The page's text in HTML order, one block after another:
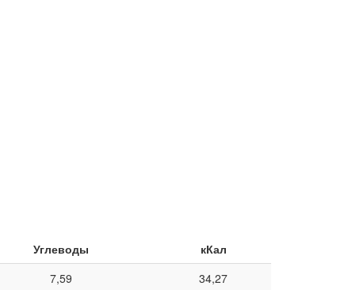
Углеводы
кКал
7,59
34,27